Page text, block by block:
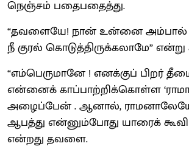
நெஞ்சம் பதைபதைத்து.
“தவளையே! நான் உன்னை அம்பால்
நீ குரல் கொடுத்திருக்கலாமே”
“எம்பெருமானே ! எனக்குப் பிறர்
என்னைக் காப்பாற்றிக்கொள்ள
அழைப்பேன் . ஆனால்,
ஆபத்து என்னும்போது யாரைக்
என்றது தவளை.